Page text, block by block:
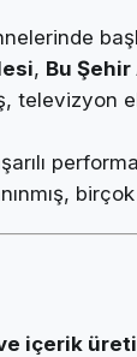
, Bu
televizyon
içerik